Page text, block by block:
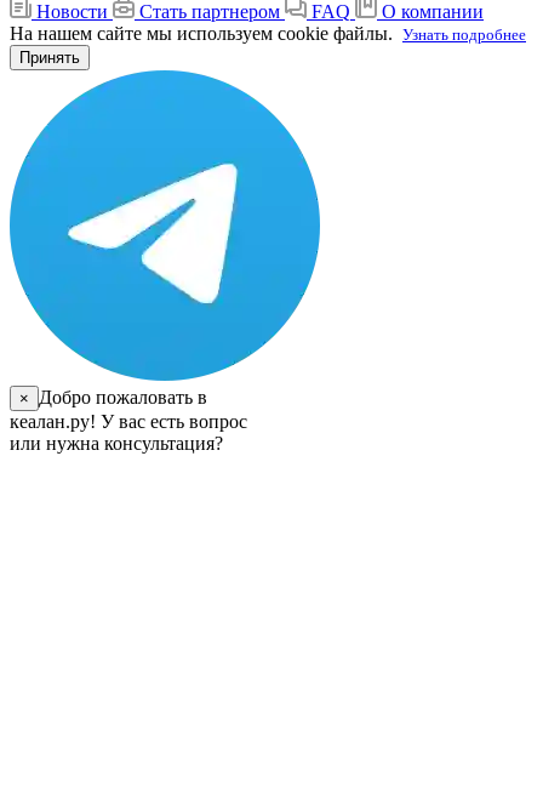
Новости
Стать партнером FAQ
О компании
На нашем сайте мы используем cookie файлы. Узнать подробнее
Принять
×
Добро пожаловать в
кеалан.ру! У вас есть вопрос
или нужна консультация?